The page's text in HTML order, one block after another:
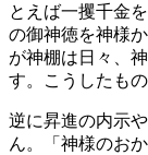
とえば一攫千金
の御神徳を神様
が神棚は日々、
す。こうしたも
逆に昇進の内示
ん。「神様のお